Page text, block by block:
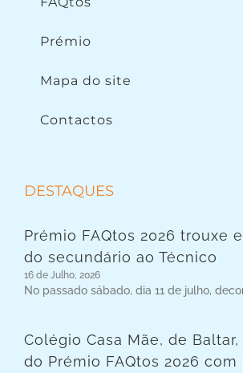
Prémio
Mapa do site
Contactos
DESTAQUES
Prémio FAQtos 2026 trouxe
do secundário ao Técnico
16 de Julho, 2026
No passado sábado, dia 11 de julho,
Colégio Casa Mãe, de
do Prémio FAQtos 2026